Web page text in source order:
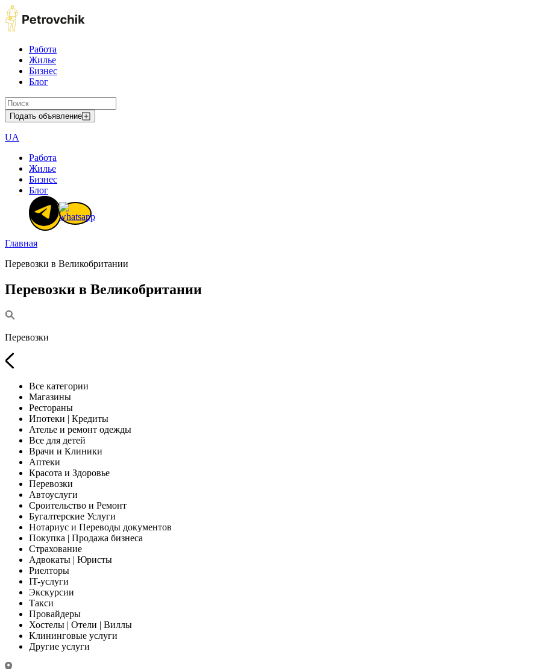
Работа
Жилье
Бизнес
Блог
Подать объявление
UA
Работа
Жилье
Бизнес
Блог
Главная
Перевозки в Великобритании
Перевозки в Великобритании
Перевозки
Все категории
Магазины
Рестораны
Ипотеки | Кредиты
Ателье и ремонт одежды
Все для детей
Врачи и Клиники
Аптеки
Красота и Здоровье
Перевозки
Автоуслуги
Сроительство и Ремонт
Бугалтерские Услуги
Нотариус и Переводы документов
Покупка | Продажа бизнеса
Страхование
Адвокаты | Юристы
Риелторы
IT-услуги
Экскурсии
Такси
Провайдеры
Хостелы | Отели | Виллы
Клининговые услуги
Другие услуги